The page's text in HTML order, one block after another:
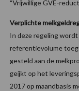
“Vrijwillige GVE-
Verplichte
In deze regeling
referentievolume
gesteld aan de
geijkt op het
2017 op maandbasis